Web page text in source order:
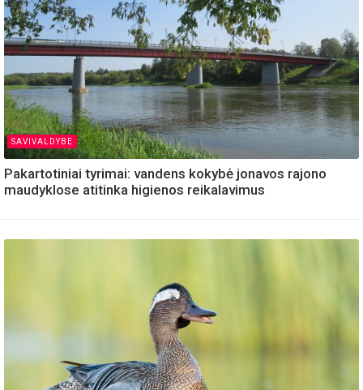
SAVIVALDYBE
Pakartotiniai tyrimai: vandens kokybė jonavos rajono
maudyklose atitinka higienos reikalavimus